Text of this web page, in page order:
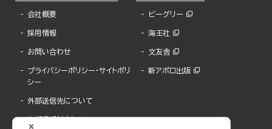
会社概要
採用情報
お問い合わせ
プライバシーポリシー・サイトポリ
シー
外部送信先について
内部通報制度について
ビーグリー
海王社
文友舎
新アポロ出版